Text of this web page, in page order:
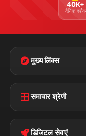
40K+
दैनिक दर्शक
मुख्य लिंक्स
समाचार श्रेणी
डिजिटल सेवाएं